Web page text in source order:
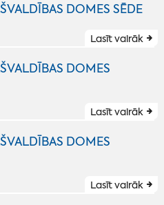
DOMES SĒDE
Lasīt vairāk
DOMES
Lasīt vairāk
DOMES
Lasīt vairāk